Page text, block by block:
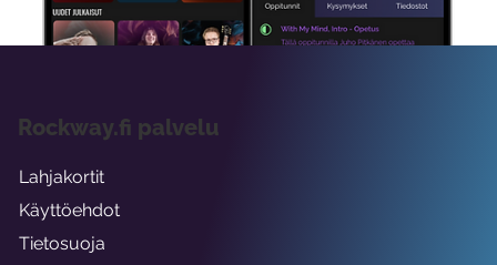
Rockway.fi palvelu
Lahjakortit
Käyttöehdot
Tietosuoja